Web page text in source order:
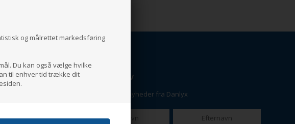
og målrettet markedsføring
Du kan også vælge hvilke
til enhver tid trække dit
NYHEDSBREV
Få de seneste nyheder fra Danlyx